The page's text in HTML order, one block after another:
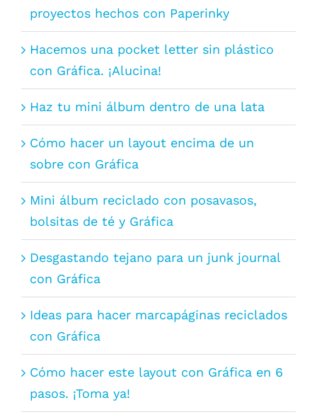
proyectos hechos con Paperinky
Hacemos una pocket letter sin plástico
con Gráfica. ¡Alucina!
Haz tu mini álbum dentro de una lata
Cómo hacer un layout encima de un
sobre con Gráfica
Mini álbum reciclado con posavasos,
bolsitas de té y Gráfica
Desgastando tejano para un junk journal
con Gráfica
Ideas para hacer marcapáginas reciclados
con Gráfica
Cómo hacer este layout con Gráfica en 6
pasos. ¡Toma ya!